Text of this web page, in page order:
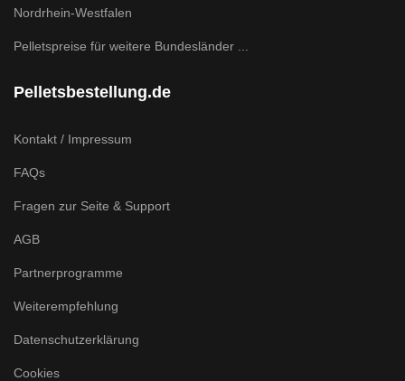
Nordrhein-Westfalen
Pelletspreise für weitere Bundesländer ...
Pelletsbestellung.de
Kontakt / Impressum
FAQs
Fragen zur Seite & Support
AGB
Partnerprogramme
Weiterempfehlung
Datenschutzerklärung
Cookies